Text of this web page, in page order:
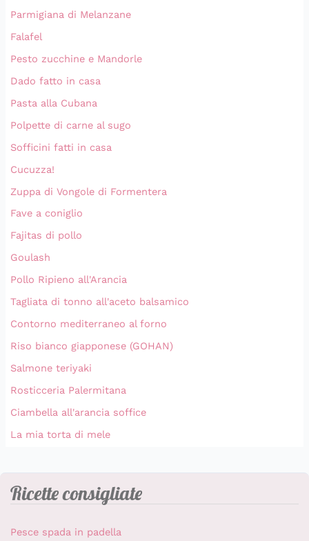
Parmigiana di Melanzane
Falafel
Pesto zucchine e Mandorle
Dado fatto in casa
Pasta alla Cubana
Polpette di carne al sugo
Sofficini fatti in casa
Cucuzza!
Zuppa di Vongole di Formentera
Fave a coniglio
Fajitas di pollo
Goulash
Pollo Ripieno all'Arancia
Tagliata di tonno all'aceto balsamico
Contorno mediterraneo al forno
Riso bianco giapponese (GOHAN)
Salmone teriyaki
Rosticceria Palermitana
Ciambella all'arancia soffice
La mia torta di mele
Ricette consigliate
Pesce spada in padella